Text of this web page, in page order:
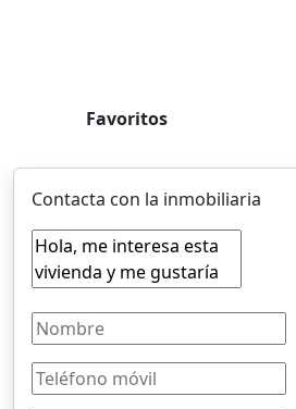
Favoritos
Contacta con la inmobiliaria